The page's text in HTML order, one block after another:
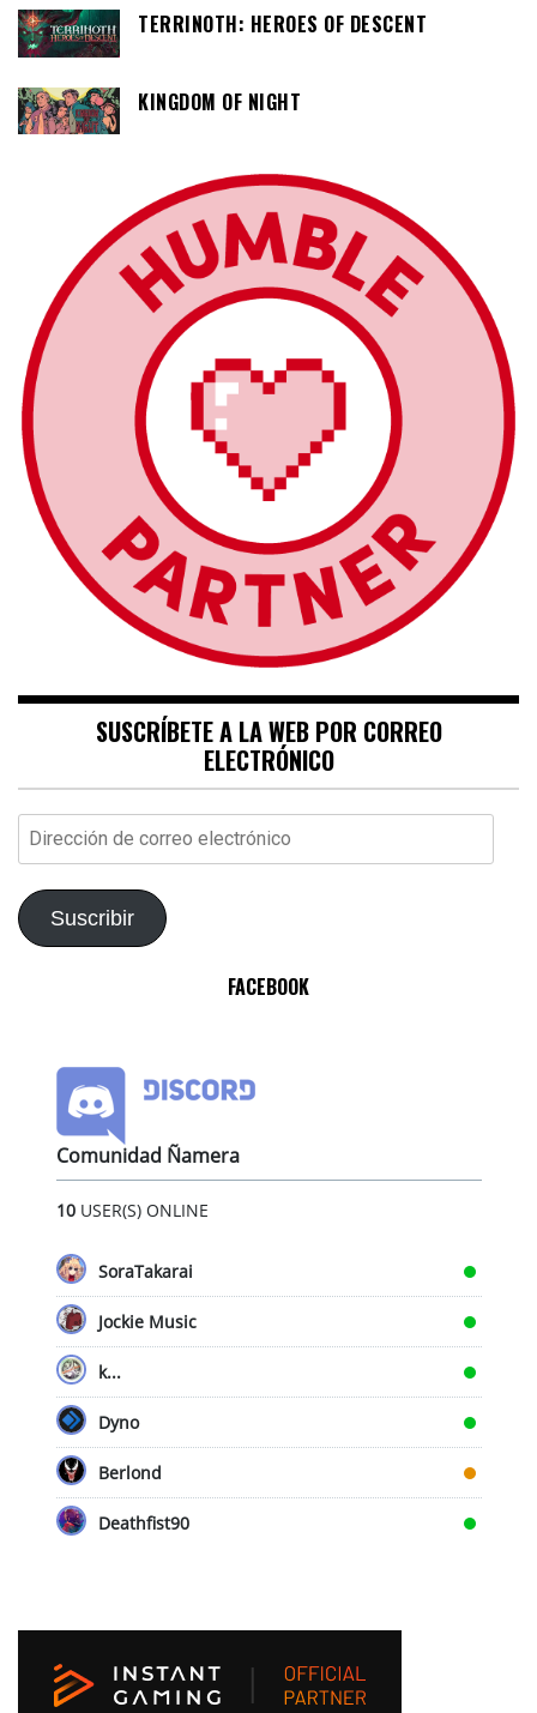
TERRINOTH: HEROES OF DESCENT
KINGDOM OF NIGHT
SUSCRÍBETE A LA WEB POR CORREO
ELECTRÓNICO
Dirección
de
electrónico
Suscribir
FACEBOOK
Comunidad Ñamera
10USER(S) ONLINE
SoraTakarai
Jockie Music
k...
Dyno
Berlond
Deathfist90